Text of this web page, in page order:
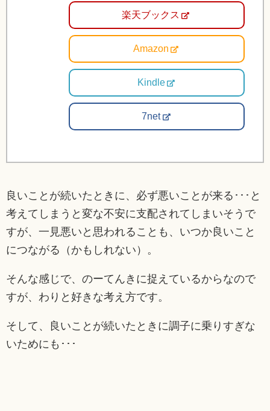
楽天ブックス
Amazon
Kindle
7net
良いことが続いたときに、必ず悪いことが来る･･･と
考えてしまうと変な不安に支配されてしまいそうで
すが、一見悪いと思われることも、いつか良いこと
につながる（かもしれない）。
そんな感じで、のーてんきに捉えているからなので
すが、わりと好きな考え方です。
そして、良いことが続いたときに調子に乗りすぎな
いためにも･･･